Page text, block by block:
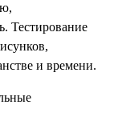
Тестирование
и времени.